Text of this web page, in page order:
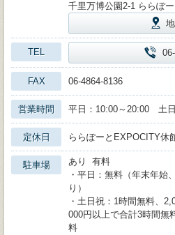
千里万博公園2-1 ららぽ
TEL
FAX 06-4864-8136
営業時間 平日：10:00～20:00 土
定休日 ららぽーとEXPOCITY休
駐車場
あり 有料
・平日：無料（年末年始
り）
・土日祝：1時間無料、
000円以上で合計3時間無
料